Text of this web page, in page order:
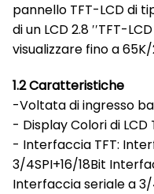
pannello TFT-LCD di
di un LCD 2.8 ′′TFT-
visualizzare fino a
1.2 Caratteristiche
-Voltata di ingresso
- Display Colori di LCD
- Interfaccia TFT:
3/4SPI+16/18Bit
Interfaccia seriale a